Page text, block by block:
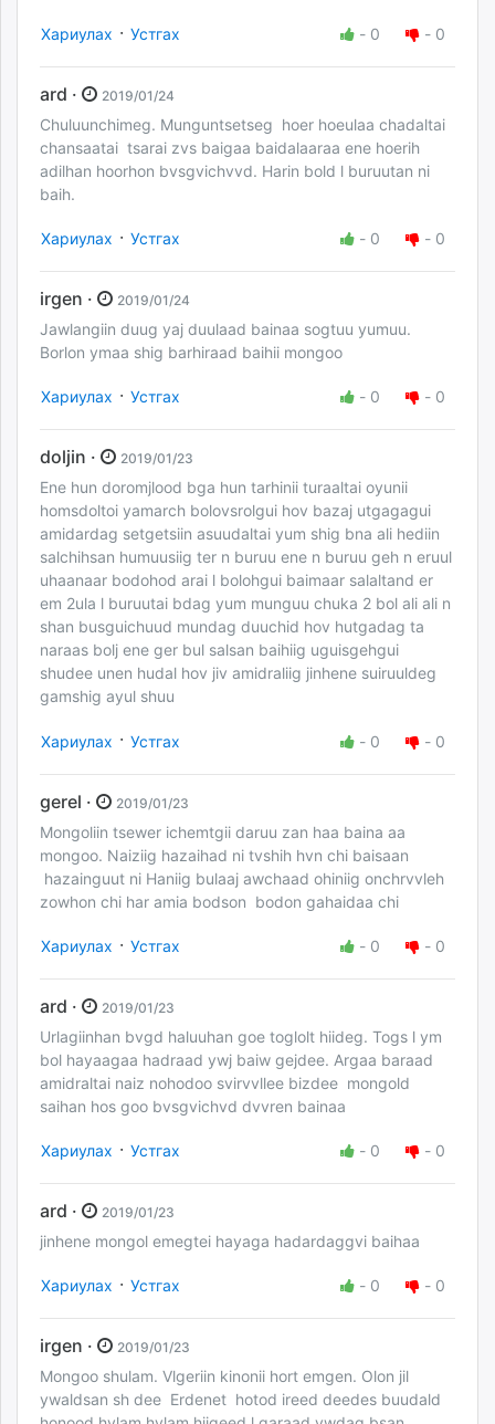
Хариулах · Устгах - 0 - 0
ard · 2019/01/24
Chuluunchimeg. Munguntsetseg hoer hoeulaa chadaltai
chansaatai tsarai zvs baigaa baidalaaraa ene hoerih
adilhan hoorhon bvsgvichvvd. Harin bold l buruutan ni
baih.
Хариулах · Устгах - 0 - 0
irgen · 2019/01/24
Jawlangiin duug yaj duulaad bainaa sogtuu yumuu.
Borlon ymaa shig barhiraad baihii mongoo
Хариулах · Устгах - 0 - 0
doljin · 2019/01/23
Ene hun doromjlood bga hun tarhinii turaaltai oyunii
homsdoltoi yamarch bolovsrolgui hov bazaj utgagagui
amidardag setgetsiin asuudaltai yum shig bna ali hediin
salchihsan humuusiig ter n buruu ene n buruu geh n eruul
uhaanaar bodohod arai l bolohgui baimaar salaltand er
em 2ula l buruutai bdag yum munguu chuka 2 bol ali ali n
shan busguichuud mundag duuchid hov hutgadag ta
naraas bolj ene ger bul salsan baihiig uguisgehgui
shudee unen hudal hov jiv amidraliig jinhene suiruuldeg
gamshig ayul shuu
Хариулах · Устгах - 0 - 0
gerel · 2019/01/23
Mongoliin tsewer ichemtgii daruu zan haa baina aa
mongoo. Naiziig hazaihad ni tvshih hvn chi baisaan
hazainguut ni Haniig bulaaj awchaad ohiniig onchrvvleh
zowhon chi har amia bodson bodon gahaidaa chi
Хариулах · Устгах - 0 - 0
ard · 2019/01/23
Urlagiinhan bvgd haluuhan goe toglolt hiideg. Togs l ym
bol hayaagaa hadraad ywj baiw gejdee. Argaa baraad
amidraltai naiz nohodoo svirvvllee bizdee mongold
saihan hos goo bvsgvichvd dvvren bainaa
Хариулах · Устгах - 0 - 0
ard · 2019/01/23
jinhene mongol emegtei hayaga hadardaggvi baihaa
Хариулах · Устгах - 0 - 0
irgen · 2019/01/23
Mongoo shulam. Vlgeriin kinonii hort emgen. Olon jil
ywaldsan sh dee Erdenet hotod ireed deedes buudald